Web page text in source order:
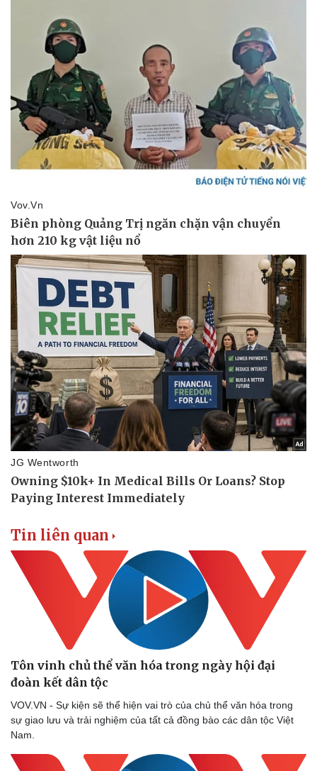
Thể thao
Thế giới thể thao
eSports
Hậu trường
Ô tô - Xe máy
Tin liên quan
Tôn vinh chủ thể văn hóa trong ngày hội đại
đoàn kết dân tộc
VOV.VN - Sự kiện sẽ thể hiện vai trò của chủ thể văn hóa trong
sự giao lưu và trải nghiệm của tất cả đồng bào các dân tộc Việt
Nam.